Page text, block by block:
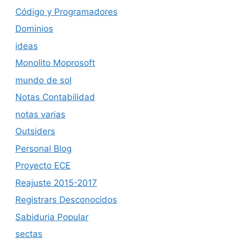
Código y Programadores
Dominios
ideas
Monolito Moprosoft
mundo de sol
Notas Contabilidad
notas varias
Outsiders
Personal Blog
Proyecto ECE
Reajuste 2015-2017
Registrars Desconocidos
Sabiduria Popular
sectas